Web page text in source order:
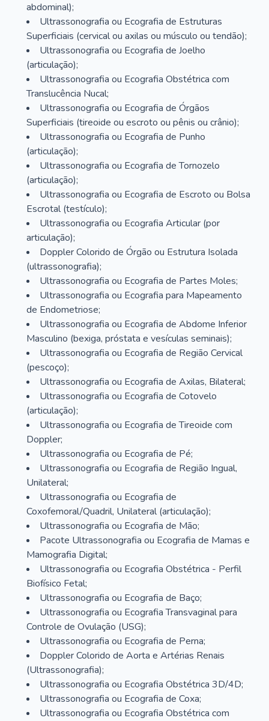
abdominal);
Ultrassonografia ou Ecografia de Estruturas
Superficiais (cervical ou axilas ou músculo ou tendão);
Ultrassonografia ou Ecografia de Joelho
(articulação);
Ultrassonografia ou Ecografia Obstétrica com
Translucência Nucal;
Ultrassonografia ou Ecografia de Órgãos
Superficiais (tireoide ou escroto ou pênis ou crânio);
Ultrassonografia ou Ecografia de Punho
(articulação);
Ultrassonografia ou Ecografia de Tornozelo
(articulação);
Ultrassonografia ou Ecografia de Escroto ou Bolsa
Escrotal (testículo);
Ultrassonografia ou Ecografia Articular (por
articulação);
Doppler Colorido de Órgão ou Estrutura Isolada
(ultrassonografia);
Ultrassonografia ou Ecografia de Partes Moles;
Ultrassonografia ou Ecografia para Mapeamento
de Endometriose;
Ultrassonografia ou Ecografia de Abdome Inferior
Masculino (bexiga, próstata e vesículas seminais);
Ultrassonografia ou Ecografia de Região Cervical
(pescoço);
Ultrassonografia ou Ecografia de Axilas, Bilateral;
Ultrassonografia ou Ecografia de Cotovelo
(articulação);
Ultrassonografia ou Ecografia de Tireoide com
Doppler;
Ultrassonografia ou Ecografia de Pé;
Ultrassonografia ou Ecografia de Região Ingual,
Unilateral;
Ultrassonografia ou Ecografia de
Coxofemoral/Quadril, Unilateral (articulação);
Ultrassonografia ou Ecografia de Mão;
Pacote Ultrassonografia ou Ecografia de Mamas e
Mamografia Digital;
Ultrassonografia ou Ecografia Obstétrica - Perfil
Biofísico Fetal;
Ultrassonografia ou Ecografia de Baço;
Ultrassonografia ou Ecografia Transvaginal para
Controle de Ovulação (USG);
Ultrassonografia ou Ecografia de Perna;
Doppler Colorido de Aorta e Artérias Renais
(Ultrassonografia);
Ultrassonografia ou Ecografia Obstétrica 3D/4D;
Ultrassonografia ou Ecografia de Coxa;
Ultrassonografia ou Ecografia Obstétrica com